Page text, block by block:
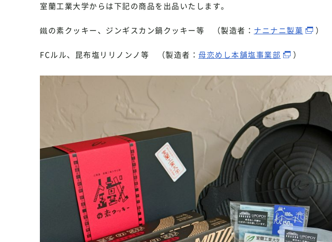
室蘭工業大学からは下記の商品を出品いたします。
鐵の素クッキー、ジンギスカン鍋クッキー等 （製造者： ナニナニ製菓 ）
FCルル、昆布塩リリノンノ等 （製造者： 母恋めし本舗塩事業部 ）